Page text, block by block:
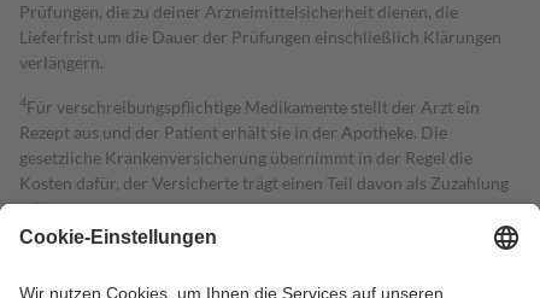
Prüfungen, die zu deiner Arzneimittelsicherheit dienen, die
Lieferfrist um die Dauer der Prüfungen einschließlich Klärungen
verlängern.
4Für verschreibungspflichtige Medikamente stellt der Arzt ein
Rezept aus und der Patient erhält sie in der Apotheke. Die
gesetzliche Krankenversicherung übernimmt in der Regel die
Kosten dafür, der Versicherte trägt einen Teil davon als Zuzahlung
mit.
Grundsätzlich leisten Mitglieder Zuzahlungen in Höhe von zehn
höchstens zehn Euro.
Es sind jedoch nie mehr als die tatsächlichen